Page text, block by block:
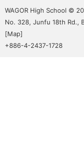
ON
THE
PATH
TO
WAGOR High School ©
No. 328, Junfu 18th Rd.,
[Map]
+886-4-2437-1728